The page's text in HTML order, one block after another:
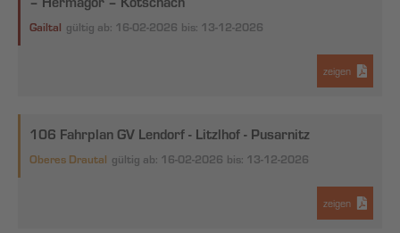
Gailtal gültig ab: 16-02-2026 bis: 13-12-2026
zeigen
106 Fahrplan GV Lendorf - Litzlhof - Pusarnitz
Oberes Drautal gültig ab: 16-02-2026 bis: 13-12-2026
zeigen